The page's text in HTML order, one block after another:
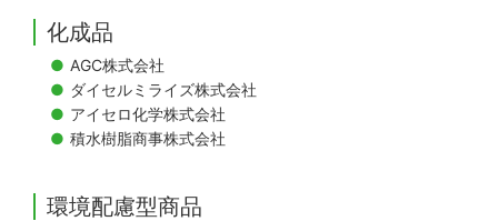
化成品
AGC株式会社
ダイセルミライズ株式会社
アイセロ化学株式会社
積水樹脂商事株式会社
環境配慮型商品